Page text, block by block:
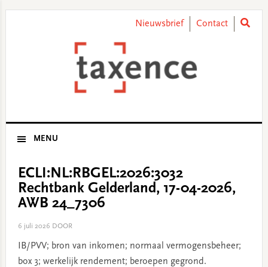
Nieuwsbrief Contact
MENU
ECLI:NL:RBGEL:2026:3032
Rechtbank Gelderland, 17-04-2026,
AWB 24_7306
6 juli 2026 DOOR
IB/PVV; bron van inkomen; normaal vermogensbeheer;
box 3; werkelijk rendement; beroepen gegrond.